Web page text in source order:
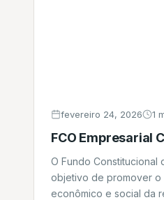
fevereiro 24, 2026 1
FCO Empresarial
O Fundo Constitucional
objetivo de promover o
econômico e social da